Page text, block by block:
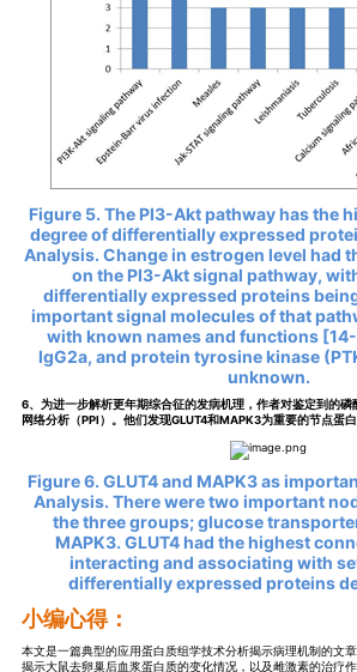
Figure 5. The PI3-Akt pathway has the
degree of differentially expressed
Analysis. Change in estrogen level had
on the PI3-Akt signal pathway,
differentially expressed proteins
important signal molecules of that
with known names and functions [14-
IgG2a, and protein tyrosine kinase
unknown.
6、为进一步解析更年期综合征的发病机理，作者对鉴定到的
网络分析（PPI）。他们发现GLUT4和MAPK3为重要的节点蛋白
Figure 6. GLUT4 and MAPK3 as
Analysis. There were two important
the three groups; glucose
MAPK3. GLUT4 had the highest
interacting and associating with
differentially expressed proteins
小编心得：
本文是一篇典型的应用蛋白质组学技术分析揭示病理机制的文
揭示大鼠去卵巢后血浆蛋白质的变化情况，以及雌激素的治疗